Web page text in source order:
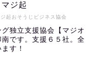
起おそうじビジネス協会
マジ起
独立支援協会【マジオ
です。支援６５社。全
す！